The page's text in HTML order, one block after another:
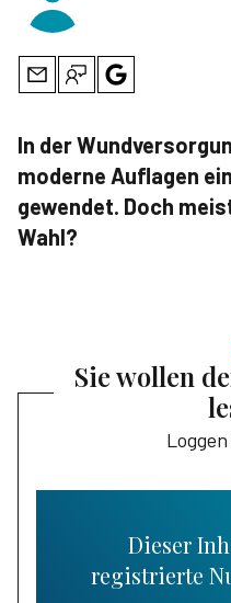
In der
moderne Auflagen
gewendet. Doch
Wahl?
Sie wollen
Dieser
registrierte